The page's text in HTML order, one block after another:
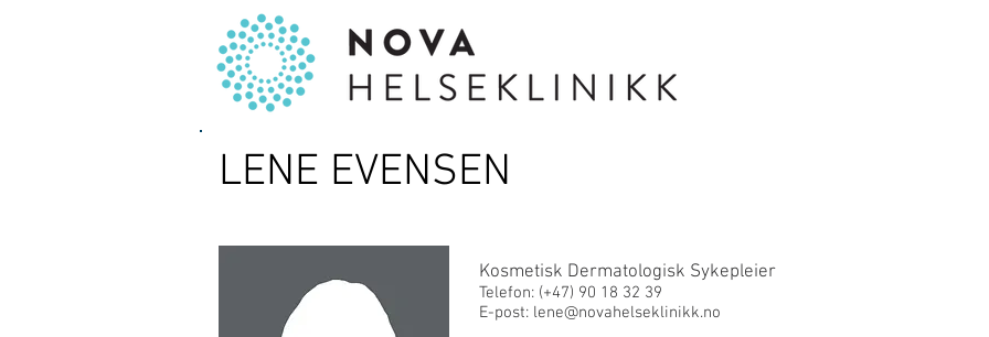
LENE EVENSEN
Kosmetisk Dermatologisk Sykepleier
Telefon: (+47) 90 18 32 39
E-post: lene@novahelseklinikk.no